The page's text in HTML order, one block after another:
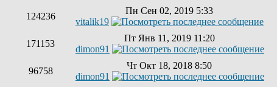
124236
Пн Сен 02, 2019 5:33
vitalik19
171153
Пт Янв 11, 2019 11:20
dimon91
96758
Чт Окт 18, 2018 8:50
dimon91